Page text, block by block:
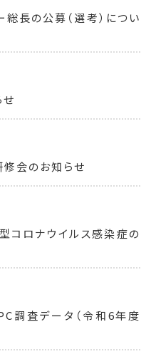
長の公募（選考）につい
会のお知らせ
コロナウイルス感染症の
調査データ（令和6年度